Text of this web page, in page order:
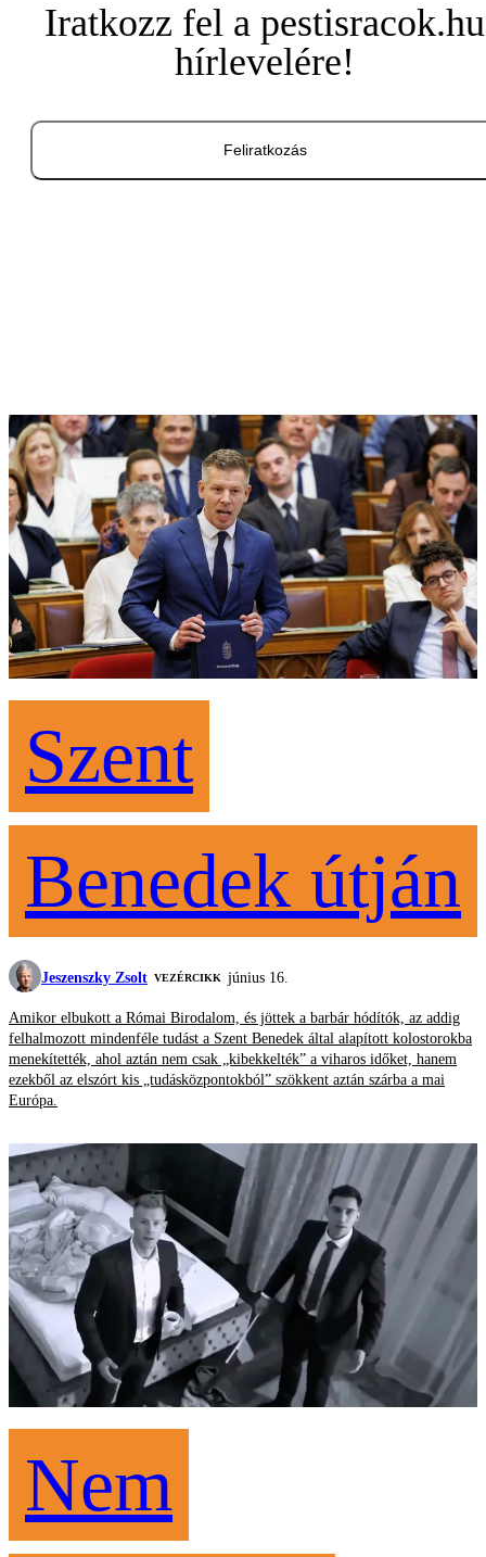
Iratkozz fel a pestisracok.hu
hírlevelére!
Feliratkozás
Szent
Benedek útján
Jeszenszky Zsolt VEZÉRCIKK június 16.
Amikor elbukott a Római Birodalom, és jöttek a barbár hódítók, az addig
felhalmozott mindenféle tudást a Szent Benedek által alapított kolostorokba
menekítették, ahol aztán nem csak „kibekkelték” a viharos időket, hanem
ezekből az elszórt kis „tudásközpontokból” szökkent aztán szárba a mai
Európa.
Nem